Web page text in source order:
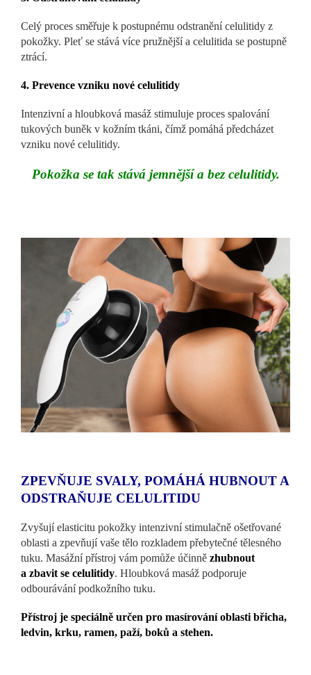
Celý proces směřuje k postupnému odstranění celulitidy z
pokožky. Pleť se stává více pružnější a celulitida se postupně
ztrácí.
4. Prevence vzniku nové celulitidy
Intenzivní a hloubková masáž stimuluje proces spalování
tukových buněk v kožním tkáni, čímž pomáhá předcházet
vzniku nové celulitidy.
Pokožka se tak stává jemnější a bez celulitidy.
ZPEVŇUJE SVALY, POMÁHÁ HUBNOUT A
ODSTRAŇUJE CELULITIDU
Zvyšují elasticitu pokožky intenzivní stimulačně ošetřované
oblasti a zpevňují vaše tělo rozkladem přebytečné tělesného
tuku. Masážní přístroj vám pomůže účinně zhubnout
a zbavit se celulitidy. Hloubková masáž podporuje
odbourávání podkožního tuku.
Přístroj je speciálně určen pro masírování oblasti břicha,
ledvin, krku, ramen, paží, boků a stehen.